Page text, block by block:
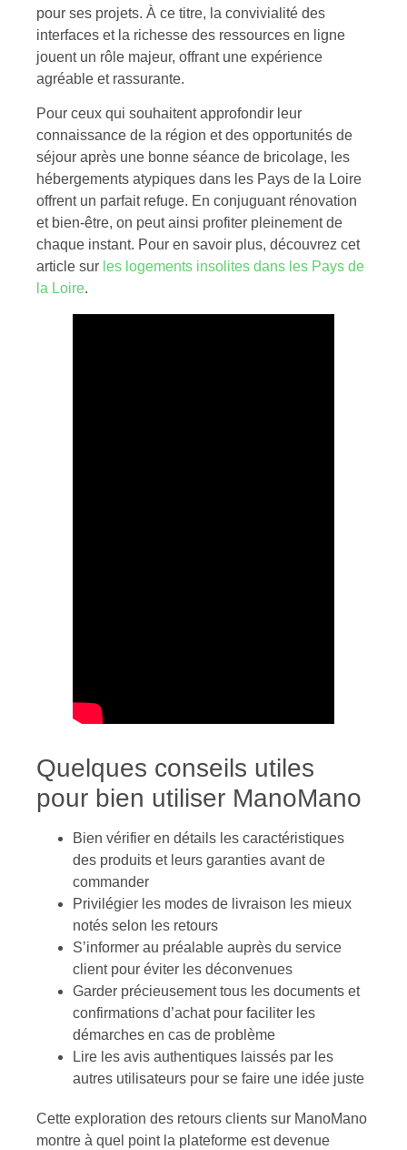
pour ses projets. À ce titre, la convivialité des
interfaces et la richesse des ressources en ligne
jouent un rôle majeur, offrant une expérience
agréable et rassurante.
Pour ceux qui souhaitent approfondir leur
connaissance de la région et des opportunités de
séjour après une bonne séance de bricolage, les
hébergements atypiques dans les Pays de la Loire
offrent un parfait refuge. En conjuguant rénovation
et bien-être, on peut ainsi profiter pleinement de
chaque instant. Pour en savoir plus, découvrez cet
article sur les logements insolites dans les Pays de
la Loire.
Quelques conseils utiles
pour bien utiliser ManoMano
Bien vérifier en détails les caractéristiques
des produits et leurs garanties avant de
commander
Privilégier les modes de livraison les mieux
notés selon les retours
S’informer au préalable auprès du service
client pour éviter les déconvenues
Garder précieusement tous les documents et
confirmations d’achat pour faciliter les
démarches en cas de problème
Lire les avis authentiques laissés par les
autres utilisateurs pour se faire une idée juste
Cette exploration des retours clients sur ManoMano
montre à quel point la plateforme est devenue